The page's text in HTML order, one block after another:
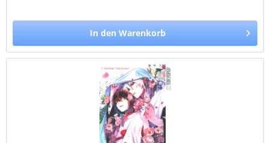
In den Warenkorb